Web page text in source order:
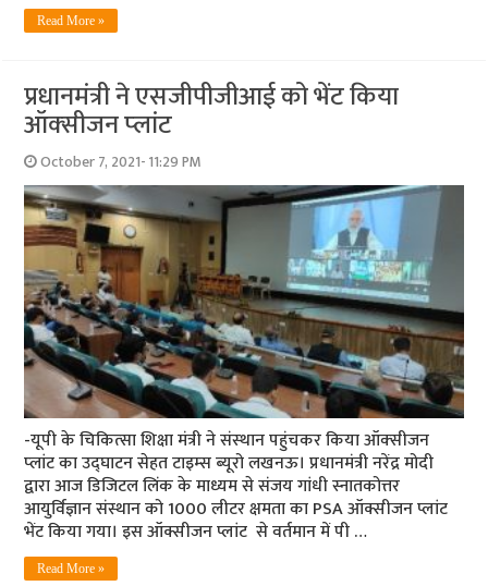
Read More »
प्रधानमंत्री ने एसजीपीजीआई को भेंट किया
ऑक्‍सीजन प्‍लांट
October 7, 2021- 11:29 PM
-यूपी के चिकित्‍सा शिक्षा मंत्री ने संस्‍थान पहुंचकर किया ऑक्‍सीजन
प्‍लांट का उद्घाटन सेहत टाइम्‍स ब्‍यूरो लखनऊ। प्रधानमंत्री नरेंद्र मोदी
द्वारा आज डिजिटल लिंक के माध्यम से संजय गांधी स्नातकोत्तर
आयुर्विज्ञान संस्थान को 1000 लीटर क्षमता का PSA ऑक्सीजन प्लांट
भेंट किया गया। इस ऑक्सीजन प्लांट से वर्तमान में पी …
Read More »